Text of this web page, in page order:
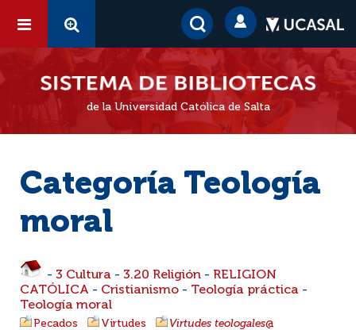
de la Universidad Católica de Salta
Categoría Teología
moral
- 3 Cultura - 3.20 Religión - RELIGION
CATÓLICA - Cristianismo - Teología práctica -
Teología moral
Pecados Virtudes Virtudes teologales@